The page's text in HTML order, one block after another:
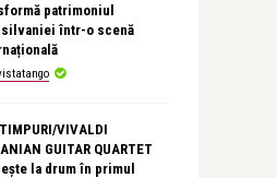
patrimoniul
într-o scenă
VIVALDI
GUITAR QUARTET
la drum în primul